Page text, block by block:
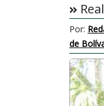
Por:
de